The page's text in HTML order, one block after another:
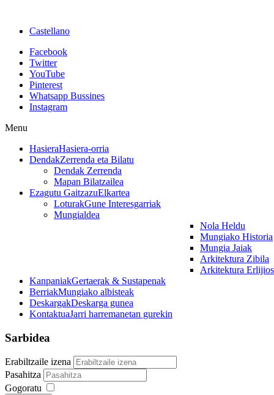
Castellano
Facebook
Twitter
YouTube
Pinterest
Whatsapp Bussines
Instagram
Menu
HasieraHasiera-orria
DendakZerrenda eta Bilatu
Dendak Zerrenda
Mapan Bilatzailea
Ezagutu GaitzazuElkartea
LoturakGune Interesgarriak
Mungialdea
Nola Heldu
Mungiako Historia
Mungia Jaiak
Arkitektura Zibila
Arkitektura
KanpaniakGertaerak & Sustapenak
BerriakMungiako albisteak
DeskargakDeskarga gunea
KontaktuaJarri harremanetan gurekin
Sarbidea
Erabiltzaile izena
Pasahitza
Gogoratu